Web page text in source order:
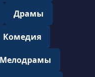
Драмы
Комедия
Мелодрамы